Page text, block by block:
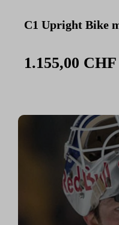
C1 Upright Bike
1.155,00 CHF